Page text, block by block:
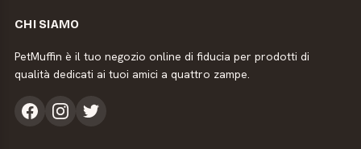
CHI SIAMO
PetMuffin è il tuo negozio online di fiducia per prodotti di
qualità dedicati ai tuoi amici a quattro zampe.